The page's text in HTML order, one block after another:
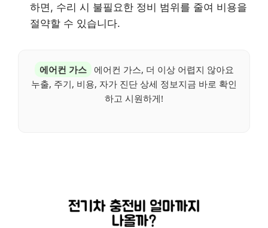
하면, 수리 시 불필요한 정비 범위를 줄여 비용을
절약할 수 있습니다.
에어컨 가스
에어컨 가스, 더 이상 어렵지 않아요
누출, 주기, 비용, 자가 진단 상세 정보지금 바로 확인
하고 시원하게!